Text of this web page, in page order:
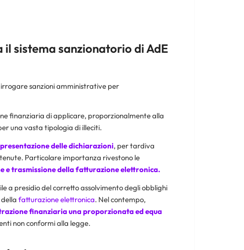
sistema sanzionatorio di AdE
sanzioni amministrative per
finanziaria di applicare, proporzionalmente alla
una vasta tipologia di illeciti.
delle dichiarazioni, per tardiva
Particolare importanza rivestono le
e trasmissione dellafatturazione elettronica.
a presidio del corretto assolvimento degli obblighi
fatturazione elettronica. Nel contempo,
finanziaria una proporzionata ed equa
non conformi alla legge.